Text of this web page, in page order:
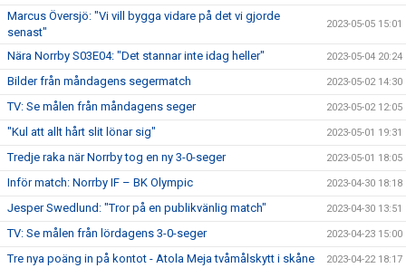
Marcus Översjö: "Vi vill bygga vidare på det vi gjorde
senast"
2023-05-05 15:01
Nära Norrby S03E04: "Det stannar inte idag heller" 2023-05-04 20:24
Bilder från måndagens segermatch 2023-05-02 14:30
TV: Se målen från måndagens seger 2023-05-02 12:05
"Kul att allt hårt slit lönar sig" 2023-05-01 19:31
Tredje raka när Norrby tog en ny 3-0-seger 2023-05-01 18:05
Inför match: Norrby IF – BK Olympic 2023-04-30 18:18
Jesper Swedlund: "Tror på en publikvänlig match" 2023-04-30 13:51
TV: Se målen från lördagens 3-0-seger 2023-04-23 15:00
Tre nya poäng in på kontot - Atola Meja tvåmålskytt i skåne 2023-04-22 18:17